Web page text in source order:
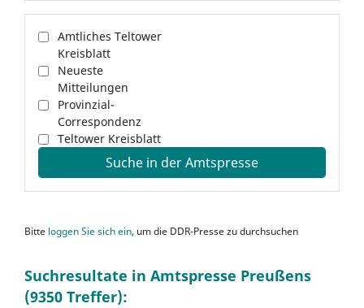
Amtliches Teltower
Kreisblatt
Neueste
Mitteilungen
Provinzial-
Correspondenz
Teltower Kreisblatt
Suche in der Amtspresse
Bitte loggen Sie sich ein, um die DDR-Presse zu durchsuchen
Suchresultate in Amtspresse Preußens
(9350 Treffer):